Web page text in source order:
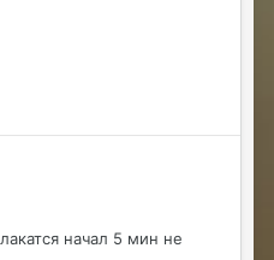
начал 5 мин не